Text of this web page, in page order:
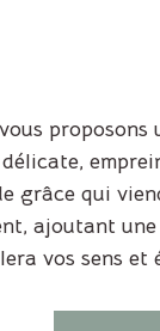
proposons
grâce qui
ajoutant
vos sens et